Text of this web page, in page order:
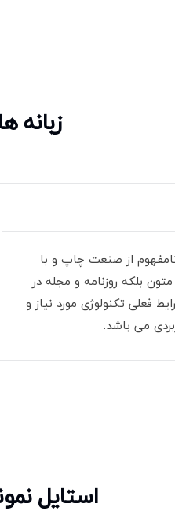
از صنعت چاپ و با
بلکه روزنامه و مجله در
فعلی تکنولوژی مورد نیاز و
می باشد.
استایل